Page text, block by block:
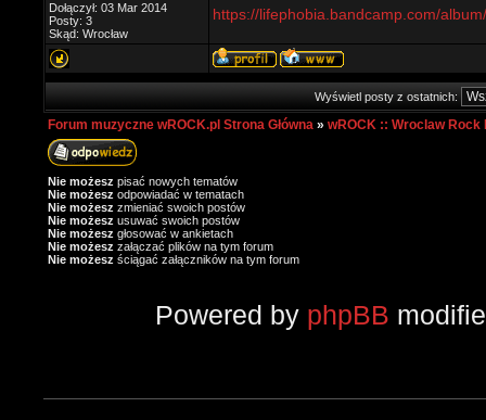
Dołączył: 03 Mar 2014
Posty: 3
Skąd: Wrocław
https://lifephobia.bandcamp.com/
Wyświetl posty z ostatnich:
Forum muzyczne wROCK.pl Strona Główna » wROCK :: Wroclaw Rock
Nie możesz pisać nowych tematów
Nie możesz odpowiadać w tematach
Nie możesz zmieniać swoich postów
Nie możesz usuwać swoich postów
Nie możesz głosować w ankietach
Nie możesz załączać plików na tym forum
Nie możesz ściągać załączników na tym forum
Powered by phpBB